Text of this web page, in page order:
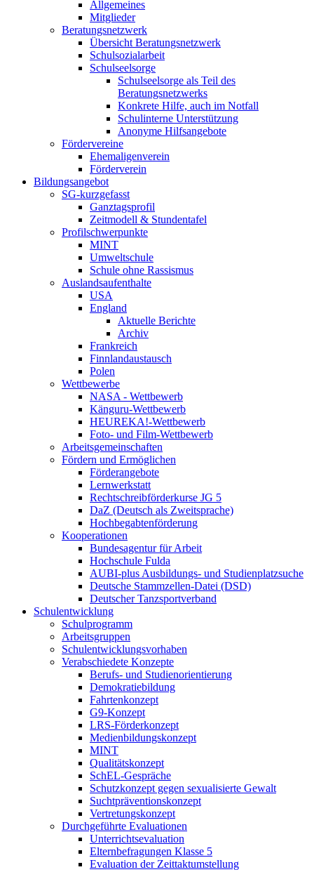
Allgemeines
Mitglieder
Beratungsnetzwerk
Übersicht Beratungsnetzwerk
Schulsozialarbeit
Schulseelsorge
Schulseelsorge als Teil des
Beratungsnetzwerks
Konkrete Hilfe, auch im Notfall
Schulinterne Unterstützung
Anonyme Hilfsangebote
Fördervereine
Ehemaligenverein
Förderverein
Bildungsangebot
SG-kurzgefasst
Ganztagsprofil
Zeitmodell & Stundentafel
Profilschwerpunkte
MINT
Umweltschule
Schule ohne Rassismus
Auslandsaufenthalte
USA
England
Aktuelle Berichte
Archiv
Frankreich
Finnlandaustausch
Polen
Wettbewerbe
NASA - Wettbewerb
Känguru-Wettbewerb
HEUREKA!-Wettbewerb
Foto- und Film-Wettbewerb
Arbeitsgemeinschaften
Fördern und Ermöglichen
Förderangebote
Lernwerkstatt
Rechtschreibförderkurse JG 5
DaZ (Deutsch als Zweitsprache)
Hochbegabtenförderung
Kooperationen
Bundesagentur für Arbeit
Hochschule Fulda
AUBI-plus Ausbildungs- und Studienplatzsuche
Deutsche Stammzellen-Datei (DSD)
Deutscher Tanzsportverband
Schulentwicklung
Schulprogramm
Arbeitsgruppen
Schulentwicklungsvorhaben
Verabschiedete Konzepte
Berufs- und Studienorientierung
Demokratiebildung
Fahrtenkonzept
G9-Konzept
LRS-Förderkonzept
Medienbildungskonzept
MINT
Qualitätskonzept
SchEL-Gespräche
Schutzkonzept gegen sexualisierte Gewalt
Suchtpräventionskonzept
Vertretungskonzept
Durchgeführte Evaluationen
Unterrichtsevaluation
Elternbefragungen Klasse 5
Evaluation der Zeittaktumstellung